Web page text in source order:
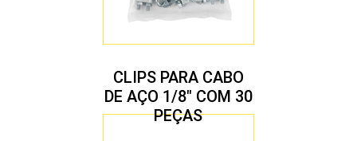
CLIPS PARA CABO
DE AÇO 1/8″ COM 30
PEÇAS